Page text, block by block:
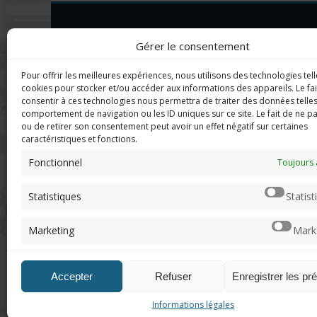
Gérer le consentement
Pour offrir les meilleures expériences, nous utilisons des technologies
cookies pour stocker et/ou accéder aux informations des appareils. Le
consentir à ces technologies nous permettra de traiter des données
comportement de navigation ou les ID uniques sur ce site. Le fait de ne
ou de retirer son consentement peut avoir un effet négatif sur certaines
caractéristiques et fonctions.
Fonctionnel Toujours
Statistiques
Marketing
Accepter Refuser Enregistrer les
Informations légales
Imerod.fr est un site traitant de
reproduction partielle ou complète
sans autorisation préalable est
interdite.
Qui suis-je ?
DERNIERS
en
de
© 2012 - 2026, Imerod. Tous droits réservés.